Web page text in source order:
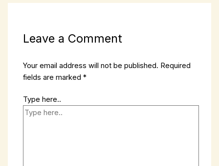
Leave a Comment
Your email address will not be published. Required
fields are marked*
Type here..